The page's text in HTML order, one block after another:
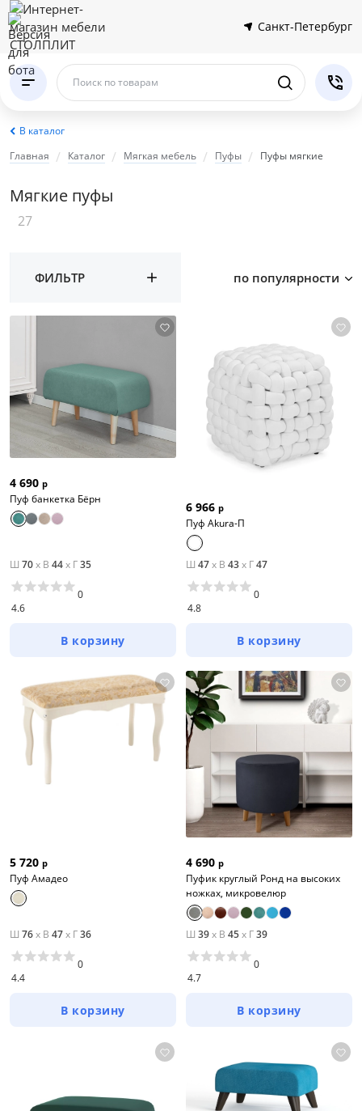
Санкт-Петербург
Поиск по товарам
В каталог
Главная
Каталог Мягкая мебель Пуфы Пуфы мягкие
Мягкие пуфы
27
ФИЛЬТР по популярности
4 690 р
Пуф банкетка Бёрн
Ш 70x В 44x Г35
4.6
0
В корзину
6 966 р
Пуф Akura-П
Ш 47x В 43x Г47
4.8
0
В корзину
5 720 р
Пуф Амадео
Ш 76x В 47x Г36
4.4
0
В корзину
4 690 р
Пуфик круглый Ронд на высоких
ножках, микровелюр
Ш 39x В 45x Г39
4.7
0
В корзину